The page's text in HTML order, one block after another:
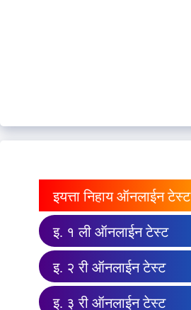
इयत्ता निहाय ऑनलाईन टेस्ट
इ. १ ली ऑनलाईन टेस्ट
इ. २ री ऑनलाईन टेस्ट
इ. ३ री ऑनलाईन टेस्ट